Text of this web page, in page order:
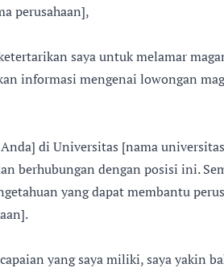
perusahaan],
saya untuk melamar
informasi mengenai lowongan
di Universitas [nama
berhubungan dengan posisi ini.
yang dapat membantu
yang saya miliki, saya yakin